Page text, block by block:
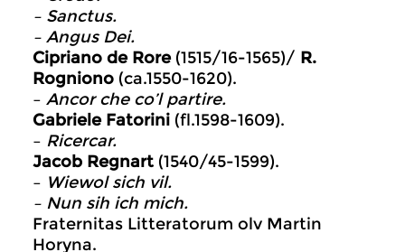
– Sanctus.
– Angus Dei.
Cipriano de Rore(1515/16-1565)/ R.
Rogniono (ca.1550-1620).
– Ancor che co’l partire.
Gabriele Fatorini (fl.1598-1609).
– Ricercar.
Jacob Regnart (1540/45-1599).
– Wiewol sich vil.
– Nun sih ich mich.
Fraternitas Litteratorum olv Martin
Horyna.